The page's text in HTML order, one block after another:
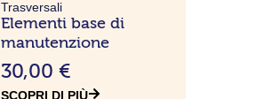
Trasversali
Elementi base di
manutenzione
30,00 €
SCOPRI DI PIÙ